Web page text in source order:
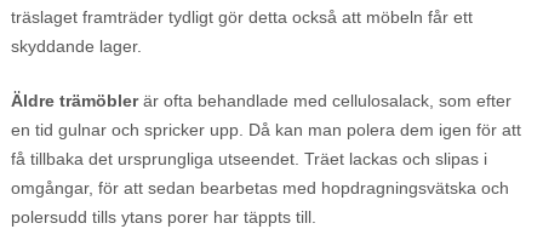
träslaget framträder tydligt gör detta också att möbeln får ett
skyddande lager.
Äldre trämöblerär ofta behandlade med cellulosalack, som efter
en tid gulnar och spricker upp. Då kan man polera dem igen för att
få tillbaka det ursprungliga utseendet. Träet lackas och slipas i
omgångar, för att sedan bearbetas med hopdragningsvätska och
polersudd tills ytans porer har täppts till.